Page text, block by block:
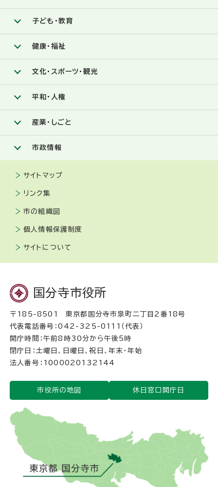
子ども・教育
健康・福祉
文化・スポーツ・観光
平和・人権
産業・しごと
市政情報
サイトマップ
リンク集
市の組織図
個人情報保護制度
サイトについて
国分寺市役所
〒185-8501 東京都国分寺市泉町二丁目2番18号
代表電話番号：042-325-0111（代表）
開庁時間：午前8時30分から午後5時
閉庁日：土曜日、日曜日、祝日、年末・年始
法人番号：1000020132144
市役所の地図 休日窓口開庁日